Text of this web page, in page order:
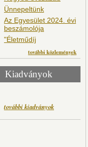
Ünnepeltünk
Az Egyesület 2024. évi
beszámolója
"Életműdíj
további közlemények
Kiadványok
további kiadványok